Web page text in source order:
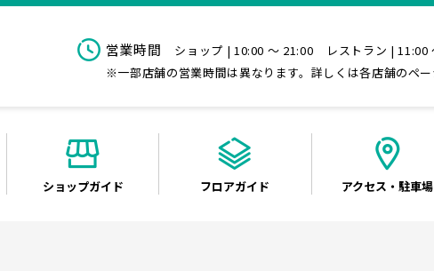
営業時間 ショップ | 10:00 ～ 21:00
レストラン | 11:00
※一部店舗の営業時間は異なります。詳しくは各店舗のペ
ショップガイド フロアガイド アクセス ・駐車場